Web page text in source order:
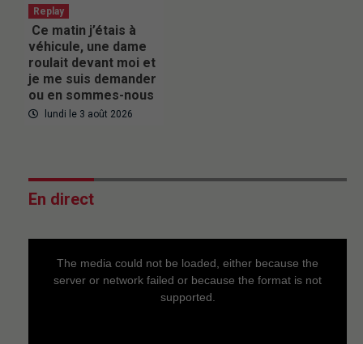
Replay
Ce matin j’étais à
véhicule, une dame
roulait devant moi et
je me suis demander
ou en sommes-nous
lundi le 3 août 2026
En direct
The media could not be loaded, either because the
server or network failed or because the format is not
supported.